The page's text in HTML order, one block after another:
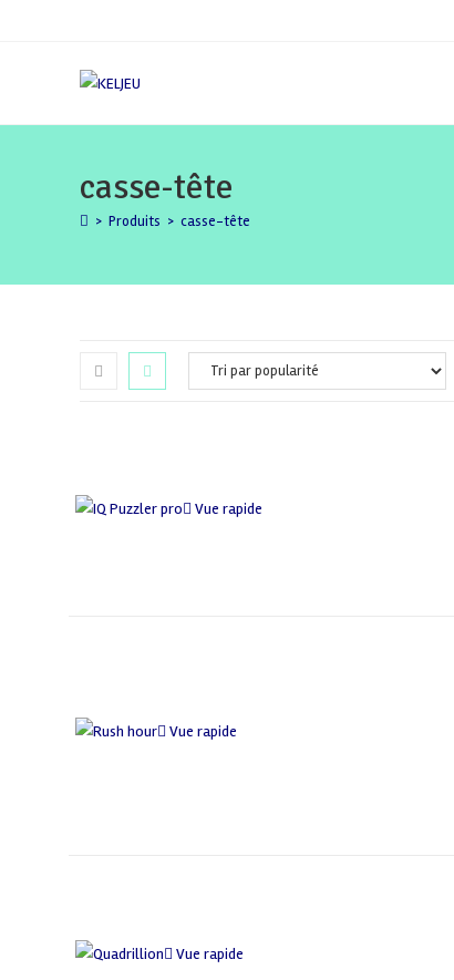
casse-tête
> Produits > casse-tête
Vue rapide
Vue rapide
Vue rapide